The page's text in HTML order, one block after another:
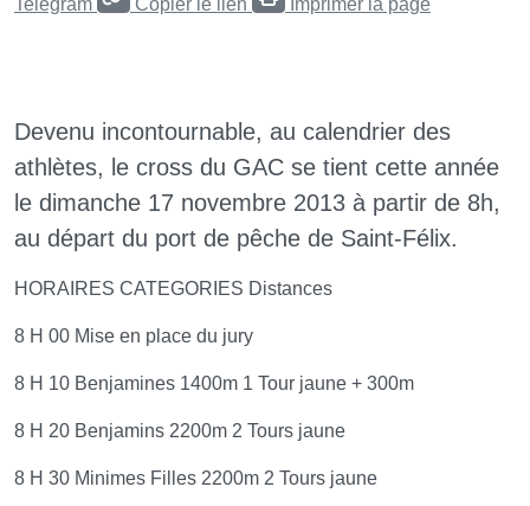
Devenu incontournable, au calendrier des
athlètes, le cross du GAC se tient cette année
le dimanche 17 novembre 2013 à partir de 8h,
au départ du port de pêche de Saint-Félix.
HORAIRES CATEGORIES Distances
8 H 00 Mise en place du jury
8 H 10 Benjamines 1400m 1 Tour jaune + 300m
8 H 20 Benjamins 2200m 2 Tours jaune
8 H 30 Minimes Filles 2200m 2 Tours jaune